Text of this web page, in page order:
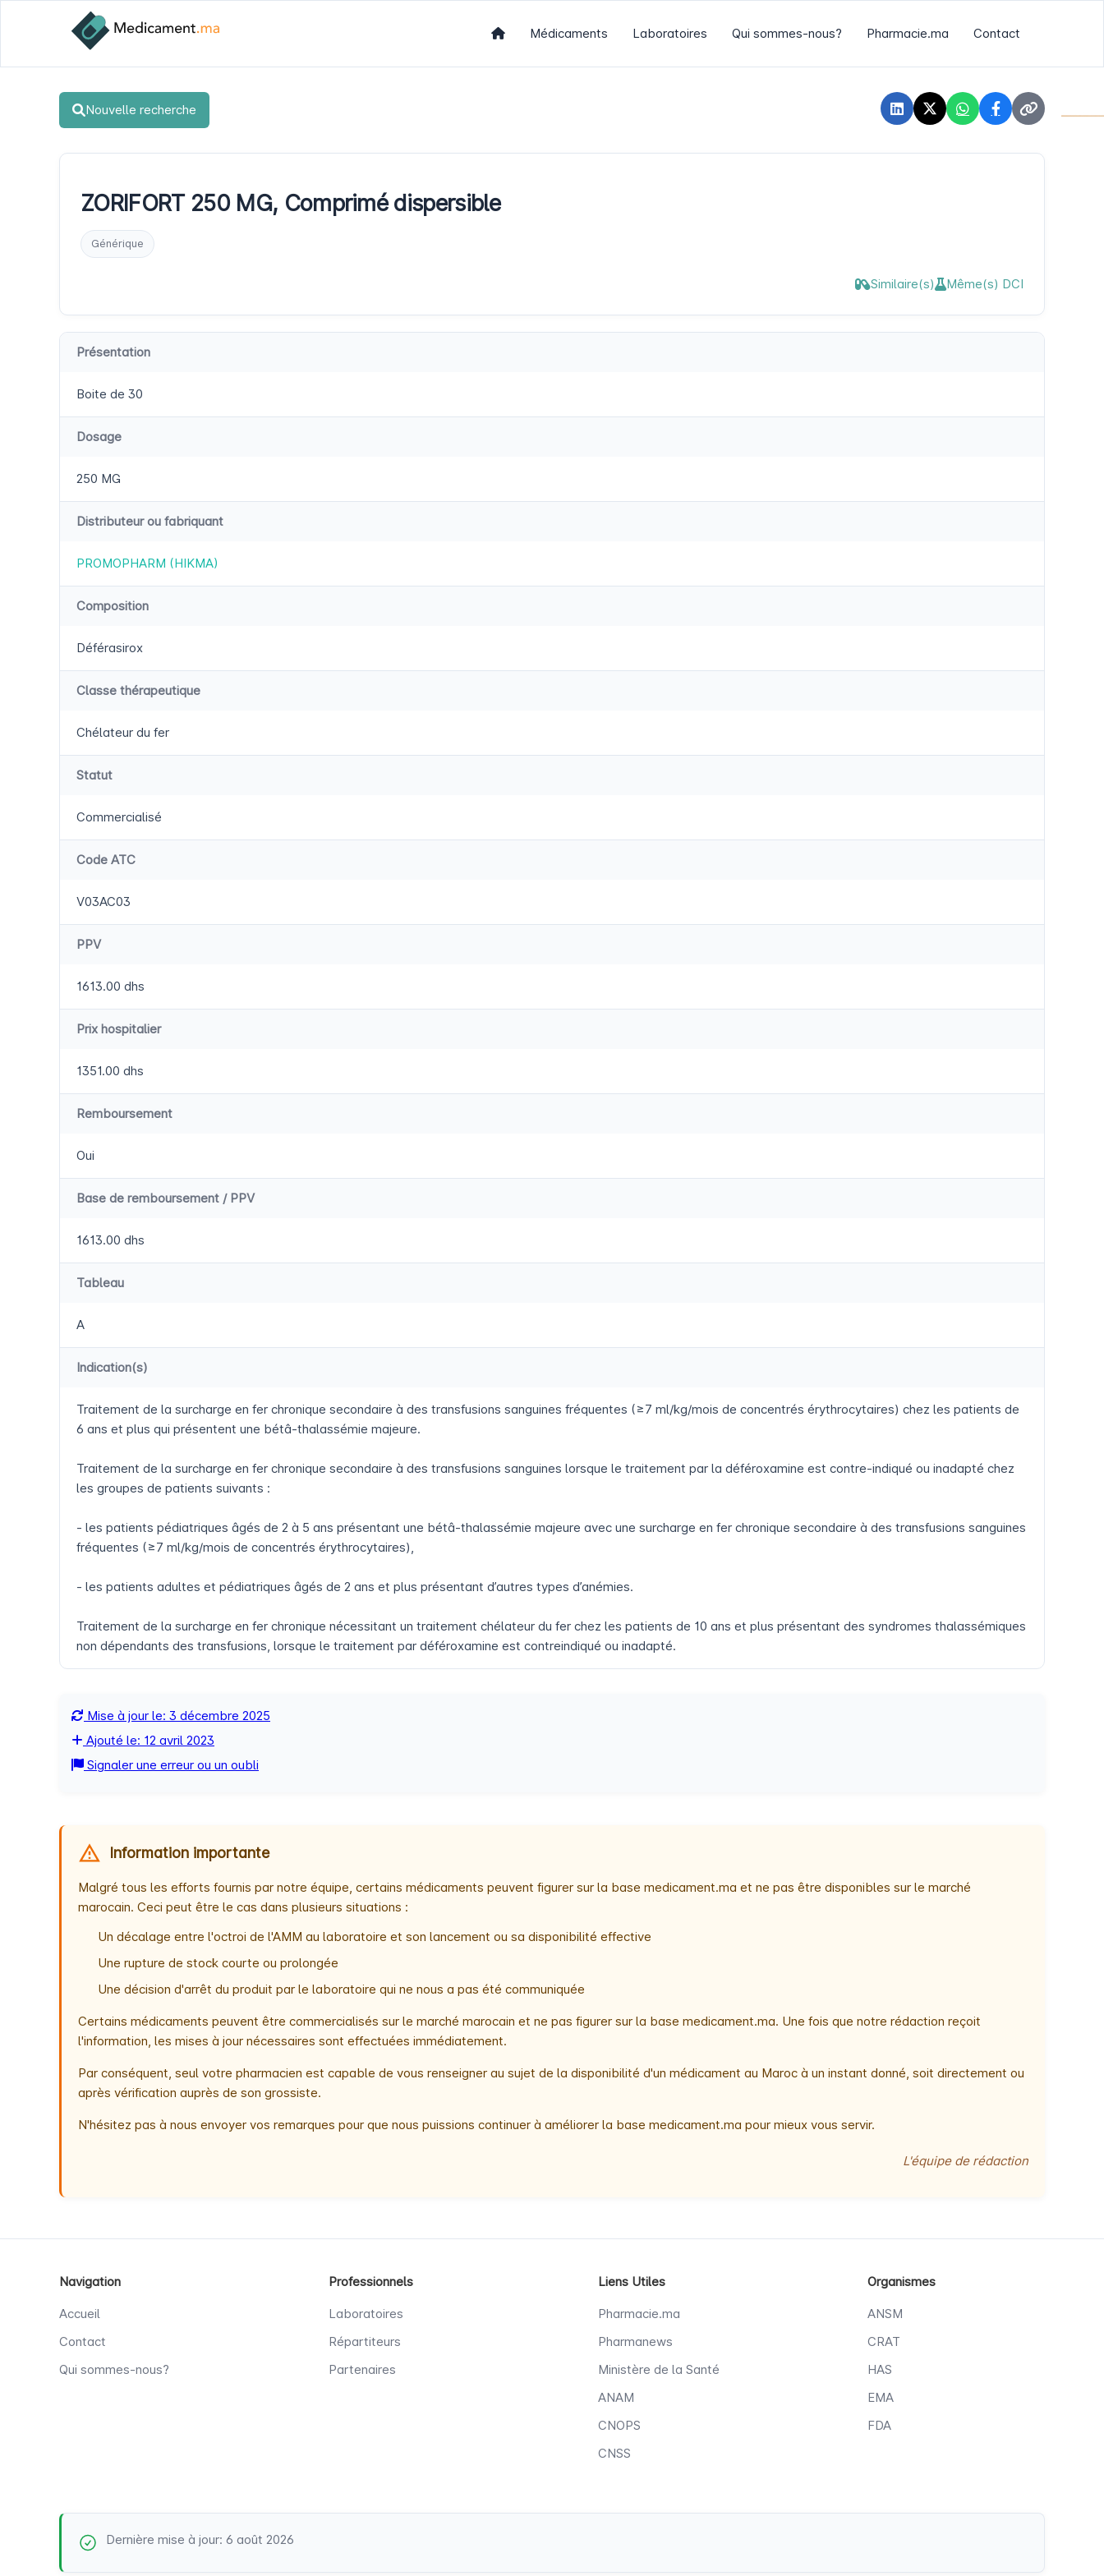
Médicaments Laboratoires Qui sommes-nous? Pharmacie.ma Contact
Nouvelle recherche
ZORIFORT 250 MG, Comprimé dispersible
Générique
Similaire(s) Même(s) DCI
Présentation
Boite de 30
Dosage
250 MG
Distributeur ou fabriquant
PROMOPHARM (HIKMA)
Composition
Déférasirox
Classe thérapeutique
Chélateur du fer
Statut
Commercialisé
Code ATC
V03AC03
PPV
1613.00 dhs
Prix hospitalier
1351.00 dhs
Remboursement
Oui
Base de remboursement / PPV
1613.00 dhs
Tableau
A
Indication(s)
Traitement de la surcharge en fer chronique secondaire à des transfusions sanguines fréquentes (≥7 ml/kg/mois de concentrés érythrocytaires) chez les patients de
6 ans et plus qui présentent une bétâ-thalassémie majeure.
Traitement de la surcharge en fer chronique secondaire à des transfusions sanguines lorsque le traitement par la déféroxamine est contre-indiqué ou inadapté chez
les groupes de patients suivants :
- les patients pédiatriques âgés de 2 à 5 ans présentant une bétâ-thalassémie majeure avec une surcharge en fer chronique secondaire à des transfusions sanguines
fréquentes (≥7 ml/kg/mois de concentrés érythrocytaires),
- les patients adultes et pédiatriques âgés de 2 ans et plus présentant d’autres types d’anémies.
Traitement de la surcharge en fer chronique nécessitant un traitement chélateur du fer chez les patients de 10 ans et plus présentant des syndromes thalassémiques
non dépendants des transfusions, lorsque le traitement par déféroxamine est contreindiqué ou inadapté.
Mise à jour le: 3 décembre 2025
Ajouté le: 12 avril 2023
Signaler une erreur ou un oubli
Information importante
Malgré tous les efforts fournis par notre équipe, certains médicaments peuvent figurer sur la base medicament.ma et ne pas être disponibles sur le marché
marocain. Ceci peut être le cas dans plusieurs situations :
Un décalage entre l'octroi de l'AMM au laboratoire et son lancement ou sa disponibilité effective
Une rupture de stock courte ou prolongée
Une décision d'arrêt du produit par le laboratoire qui ne nous a pas été communiquée
Certains médicaments peuvent être commercialisés sur le marché marocain et ne pas figurer sur la base medicament.ma. Une fois que notre rédaction reçoit
l'information, les mises à jour nécessaires sont effectuées immédiatement.
Par conséquent, seul votre pharmacien est capable de vous renseigner au sujet de la disponibilité d'un médicament au Maroc à un instant donné, soit directement ou
après vérification auprès de son grossiste.
N'hésitez pas à nous envoyer vos remarques pour que nous puissions continuer à améliorer la base medicament.ma pour mieux vous servir.
L'équipe de rédaction
Navigation
Accueil
Contact
Qui sommes-nous?
Professionnels
Laboratoires
Répartiteurs
Partenaires
Liens Utiles
Pharmacie.ma
Pharmanews
Ministère de la Santé
ANAM
CNOPS
CNSS
Organismes
ANSM
CRAT
HAS
EMA
FDA
Dernière mise à jour: 6 août 2026